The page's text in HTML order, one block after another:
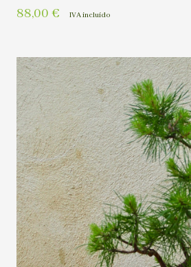
88,00 € IVA incluído